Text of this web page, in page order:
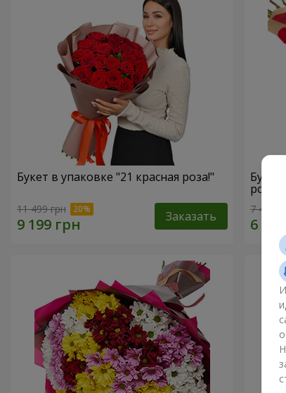
Букет в упаковке "21 красная роза!"
11 499 грн Заказать
роз"
7 439